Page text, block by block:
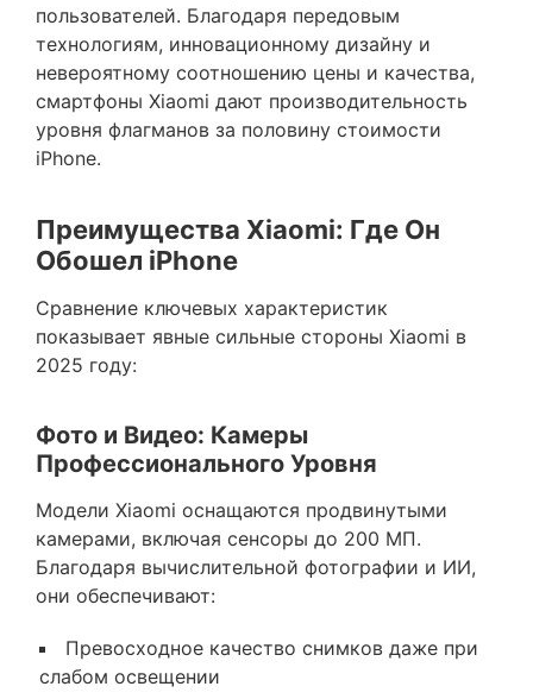
пользователей. Благодаря передовым
технологиям, инновационному дизайну и
невероятному соотношению цены и качества,
смартфоны Xiaomi дают производительность
уровня флагманов за половину стоимости
iPhone.
Преимущества Xiaomi: Где Он
Обошел iPhone
Сравнение ключевых характеристик
показывает явные сильные стороны Xiaomi в
2025 году:
Фото и Видео: Камеры
Профессионального Уровня
Модели Xiaomi оснащаются продвинутыми
камерами, включая сенсоры до 200 МП.
Благодаря вычислительной фотографии и ИИ,
они обеспечивают:
Превосходное качество снимков даже при
слабом освещении